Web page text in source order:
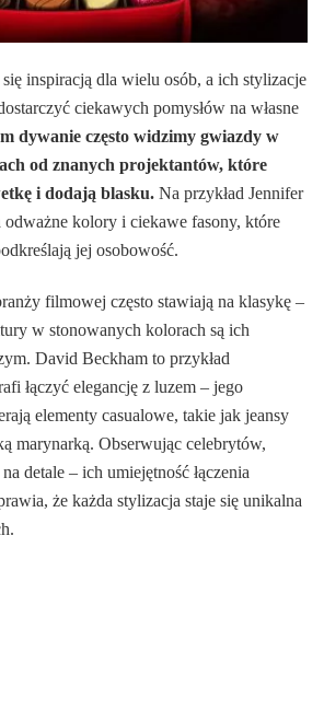
inspiracją dla wielu osób, a ich stylizacje
ciekawych pomysłów na własne
dywanie często widzimy gwiazdy w
od znanych projektantów, które
i dodają blasku. Na przykład Jennifer
kolory i ciekawe fasony, które
jej osobowość.
filmowej często stawiają na klasykę –
w stonowanych kolorach są ich
David Beckham to przykład
łączyć elegancję z luzem – jego
elementy casualowe, takie jak jeansy
marynarką. Obserwując celebrytów,
detale – ich umiejętność łączenia
że każda stylizacja staje się unikalna